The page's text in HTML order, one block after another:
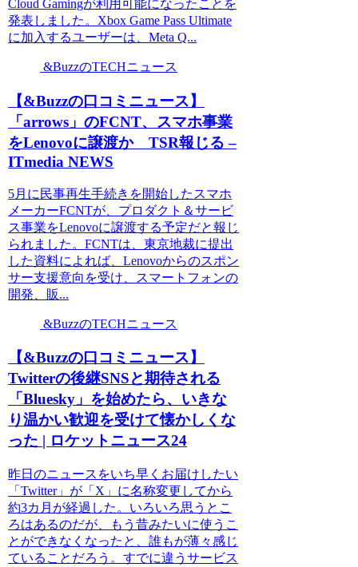
Cloud Gamingが利用可能になったことを
発表しました。Xbox Game Pass Ultimate
に加入するユーザーは、Meta Q...
&BuzzのTECHニュース
【&Buzzの口コミニュース】
「arrows」のFCNT、スマホ事業
をLenovoに譲渡か TSR報じる –
ITmedia NEWS
5月に民事再生手続きを開始したスマホ
メーカーFCNTが、プロダクト＆サービ
ス事業をLenovoに譲渡する予定だと報じ
られました。FCNTは、東京地裁に提出
した資料によれば、Lenovoからのスポン
サー支援意向を受け、スマートフォンの
開発、販...
&BuzzのTECHニュース
【&Buzzの口コミニュース】
Twitterの後継SNSと期待される
「Bluesky」を始めたら、いきな
り温かい歓迎を受けて懐かしくな
った | ロケットニュース24
昨日のニュースをいち早くお届けしたい
「Twitter」が「X」に名称変更してから
約3カ月が経過した。いろいろ思うとこ
ろはあるのだが、もう昔みたいに使うこ
とができなくなったと、誰もが薄々感じ
ていることだろう。すでに違うサービス